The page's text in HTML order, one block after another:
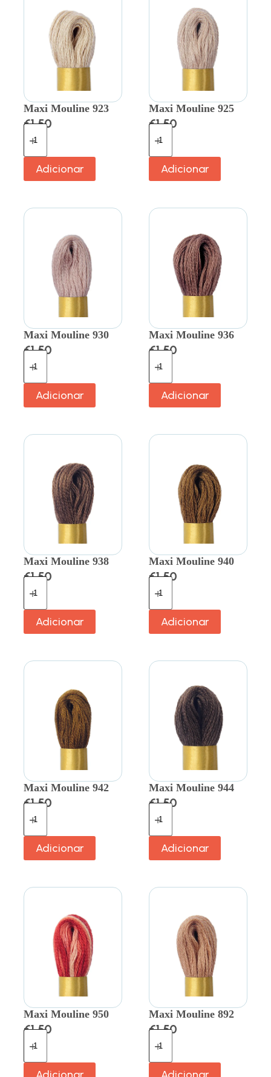
Maxi Mouline 923
€1.50
Adicionar
Maxi Mouline 925
€1.50
Adicionar
Maxi Mouline 930
€1.50
Adicionar
Maxi Mouline 936
€1.50
Adicionar
Maxi Mouline 938
€1.50
Adicionar
Maxi Mouline 940
€1.50
Adicionar
Maxi Mouline 942
€1.50
Adicionar
Maxi Mouline 944
€1.50
Adicionar
Maxi Mouline 950
€1.50
Maxi Mouline 892
€1.50